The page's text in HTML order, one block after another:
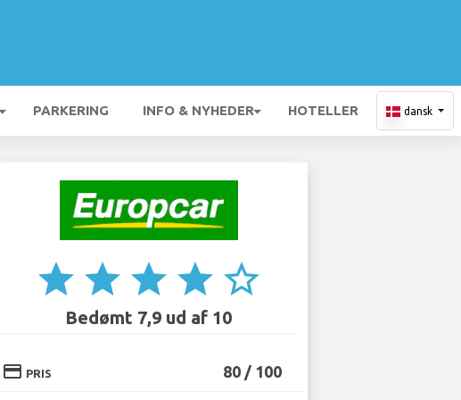
PARKERING INFO & NYHEDER HOTELLER dansk
star star star star star_border
Bedømt 7,9 ud af 10
credit_card PRIS 80 / 100